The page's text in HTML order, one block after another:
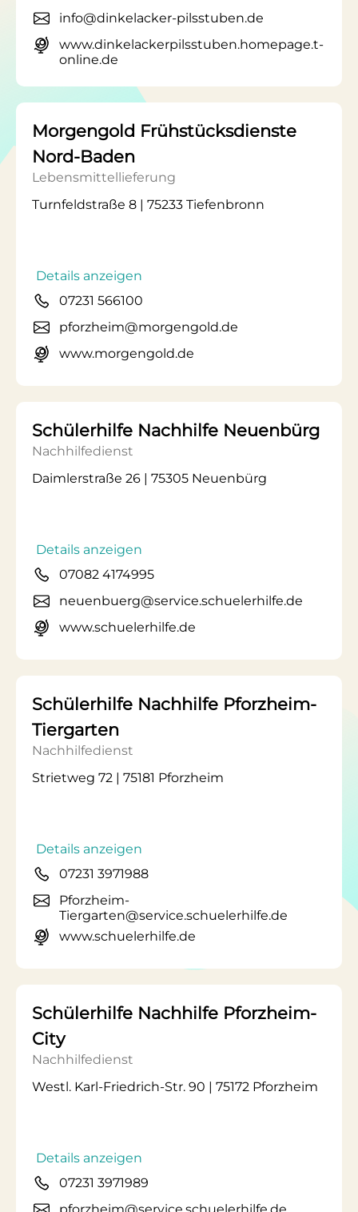
info@dinkelacker-pilsstuben.de
www.dinkelackerpilsstuben.homepage.t-
online.de
Morgengold Frühstücksdienste
Nord-Baden
Lebensmittellieferung
Turnfeldstraße 8 | 75233 Tiefenbronn
Details anzeigen
07231 566100
pforzheim@morgengold.de
www.morgengold.de
Schülerhilfe Nachhilfe Neuenbürg
Nachhilfedienst
Daimlerstraße 26 | 75305 Neuenbürg
Details anzeigen
07082 4174995
neuenbuerg@service.schuelerhilfe.de
www.schuelerhilfe.de
Schülerhilfe Nachhilfe Pforzheim-
Tiergarten
Nachhilfedienst
Strietweg 72 | 75181 Pforzheim
Details anzeigen
07231 3971988
Pforzheim-
Tiergarten@service.schuelerhilfe.de
www.schuelerhilfe.de
Schülerhilfe Nachhilfe Pforzheim-
City
Nachhilfedienst
Westl. Karl-Friedrich-Str. 90 | 75172 Pforzheim
Details anzeigen
07231 3971989